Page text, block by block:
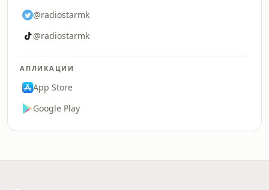
@radiostarmk
@radiostarmk
АПЛИКАЦИИ
App Store
Google Play